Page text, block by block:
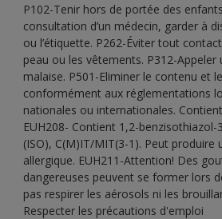
P102-Tenir hors de portée des
consultation d’un médecin, garder à
ou l’étiquette. P262-Éviter tout
peau ou les vêtements. P312-Appeler
malaise. P501-Eliminer le contenu et
conformément aux réglementations
nationales ou internationales.
EUH208- Contient 1,2-
(ISO), C(M)IT/MIT(3-1). Peut produire
allergique. EUH211-Attention! Des
dangereuses peuvent se former lors
pas respirer les aérosols ni les
Respecter les précautions d'emploi